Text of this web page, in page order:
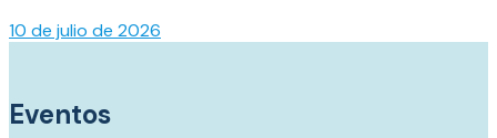
10 de julio de 2026
Eventos